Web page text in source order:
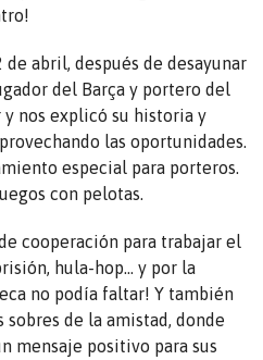
abril, después de desayunar
del Barça y portero del
y nos explicó su historia y
las oportunidades.
especial para porteros.
con pelotas.
cooperación para trabajar el
hula-hop… y por la
no podía faltar! Y también
de la amistad, donde
mensaje positivo para sus